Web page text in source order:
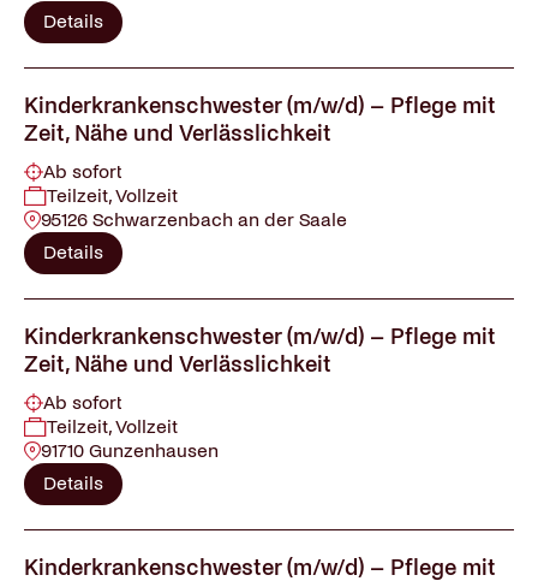
Details
Kinderkrankenschwester (m/w/d) – Pflege mit
Zeit, Nähe und Verlässlichkeit
Ab sofort
Teilzeit, Vollzeit
95126 Schwarzenbach an der Saale
Details
Kinderkrankenschwester (m/w/d) – Pflege mit
Zeit, Nähe und Verlässlichkeit
Ab sofort
Teilzeit, Vollzeit
91710 Gunzenhausen
Details
Kinderkrankenschwester (m/w/d) – Pflege mit